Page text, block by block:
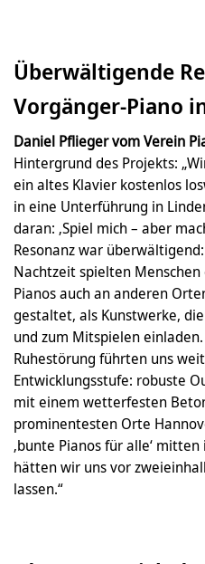
Überwältigende
Vorgänger-Piano
Daniel Pflieger vom Verein
Hintergrund des Projekts:
ein altes Klavier kostenlos
in eine Unterführung in
daran: ‚Spiel mich – aber
Resonanz war
Nachtzeit spielten
Pianos auch an anderen
gestaltet, als Kunstwerke,
und zum Mitspielen
Ruhestörung führten uns
Entwicklungsstufe: robuste
mit einem wetterfesten
prominentesten Orte
‚bunte Pianos für alle‘
hätten wir uns vor
lassen.“